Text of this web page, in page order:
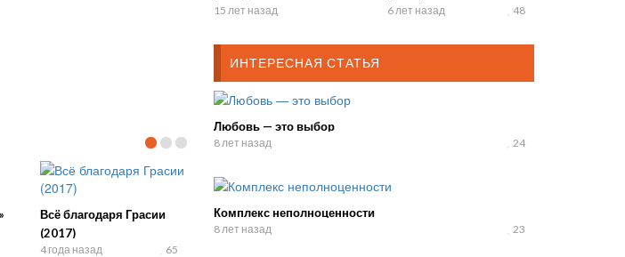
Всё благодаря Грасии
(2017)
4 года назад 65
15 лет назад 6 лет назад 48
ИНТЕРЕСНАЯ СТАТЬЯ
Любовь — это выбор
8 лет назад 24
Комплекс неполноценности
8 лет назад 23